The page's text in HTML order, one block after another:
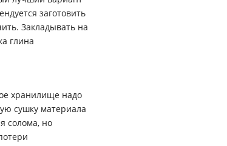
заготовить
Закладывать на
глина
хранилище надо
сушку материала
солома, но